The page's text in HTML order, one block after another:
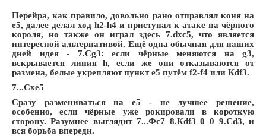
Перейра, как правило, довольно рано отправлял коня на
e5, далее делал ход h2-h4 и приступал к атаке на чёрного
короля, но также он играл здесь 7.dxc5, что является
интересной альтернативой. Ещё одна обычная для наших
дней идея - 7.Сg3: если чёрные меняются на g3,
вскрывается линия h, если же они отказываются от
размена, белые укрепляют пункт e5 путём f2-f4 или Кdf3.
7...Сxe5
Сразу размениваться на e5 - не лучшее решение,
особенно, если чёрные уже рокировали в короткую
сторону. Разумнее выглядит 7...Фc7 8.Кdf3 0–0 9.Сd3, и
вся борьба впереди.